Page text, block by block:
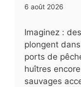
6 août 2026
Imaginez :
plongent
ports de
huîtres
sauvages